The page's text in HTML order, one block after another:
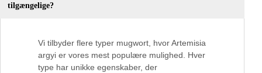
tilgængelige?
Vi tilbyder flere typer mugwort, hvor Artemisia
argyi er vores mest populære mulighed. Hver
type har unikke egenskaber, der